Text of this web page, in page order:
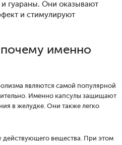
и гуараны. Они оказывают
и стимулируют
именно
являются самой популярной
Именно капсулы защищают
в желудке. Они также легко
действующего вещества. При этом